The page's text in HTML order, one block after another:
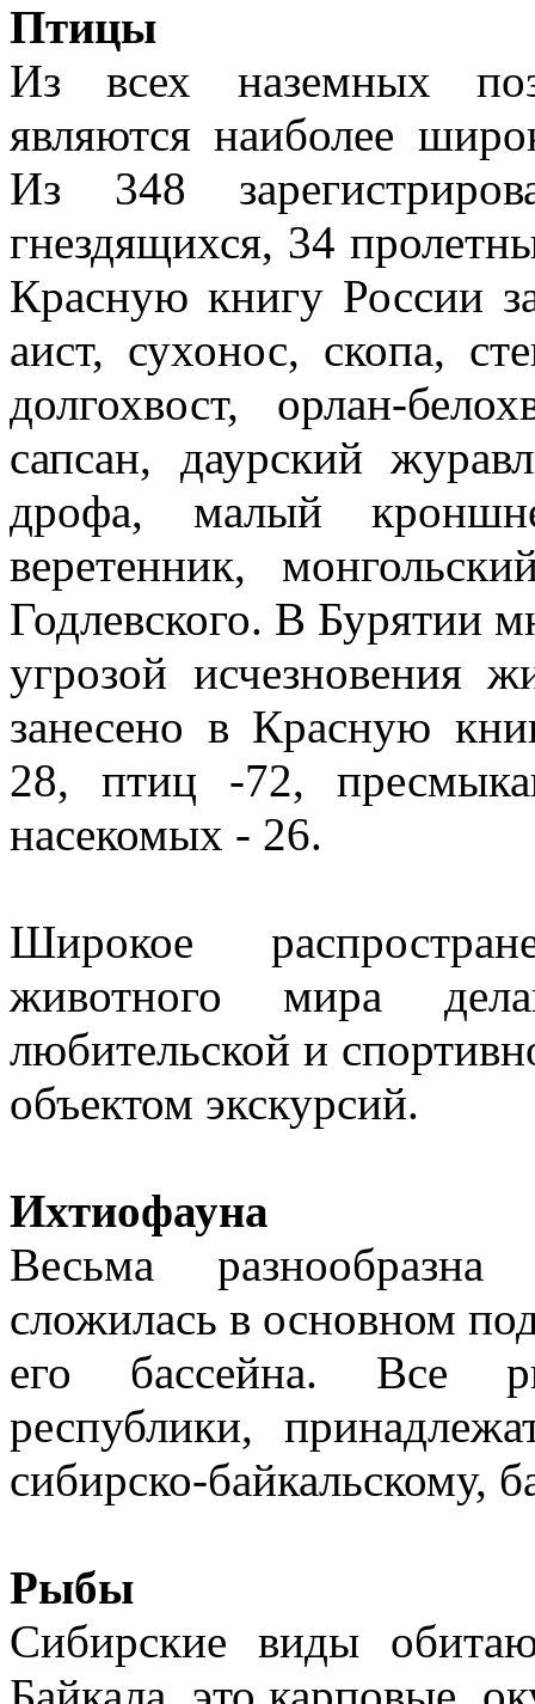
Птицы
Из всех наземных
являются наиболее
Из 348
гнездящихся, 34
Красную книгу России
аист, сухонос, скопа,
долгохвост, орлан-
сапсан, даурский
дрофа, малый
веретенник,
Годлевского. В Бурятии
угрозой исчезновения
занесено в Красную
28, птиц -72,
насекомых - 26.
Широкое
животного мира
любительской и
объектом экскурсий.
Ихтиофауна
Весьма
сложилась в основном
его бассейна. Все
республики,
сибирско-байкальскому,
Рыбы
Сибирские виды